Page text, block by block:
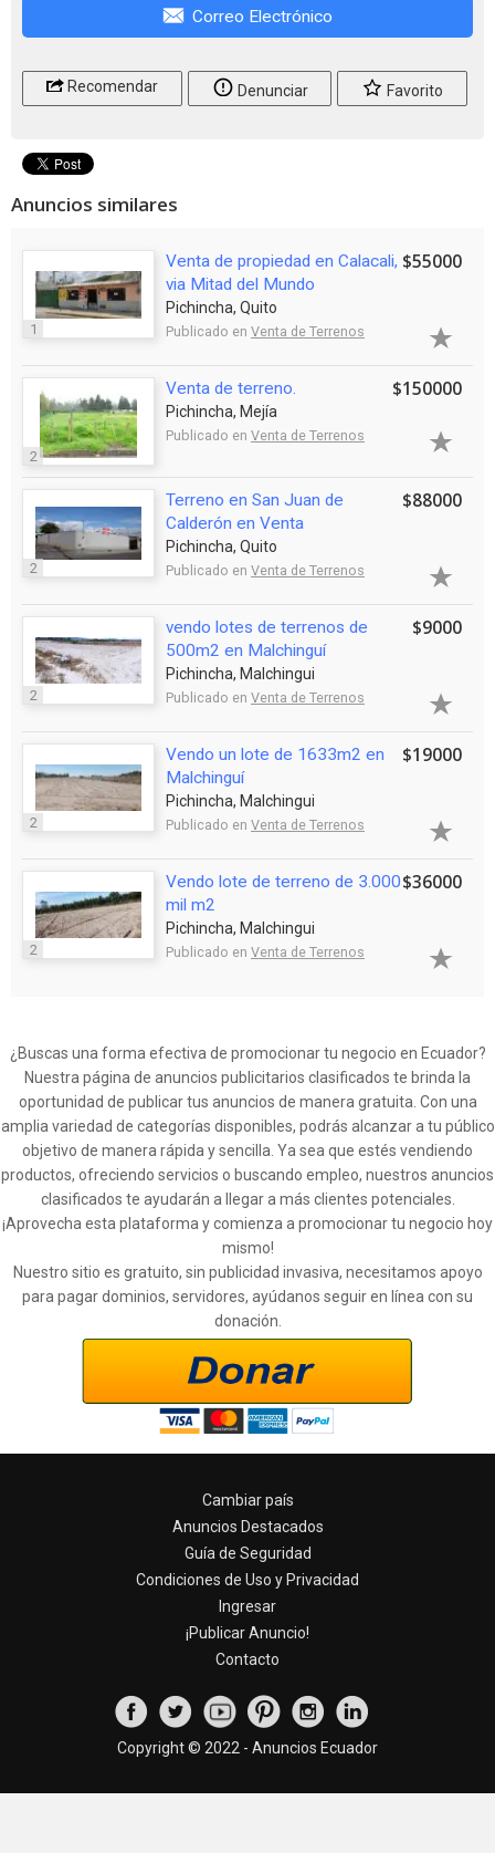
Correo Electrónico
Recomendar Denunciar Favorito
Anuncios similares
1
Venta de propiedad en Calacali,
via Mitad del Mundo
Pichincha, Quito
Publicado en Venta de Terrenos
$55000
2
Venta de terreno.
Pichincha, Mejía
Publicado en Venta de Terrenos
$150000
2
Terreno en San Juan de
Calderón en Venta
Pichincha, Quito
Publicado en Venta de Terrenos
$88000
2
vendo lotes de terrenos de
500m2 en Malchinguí
Pichincha, Malchingui
Publicado en Venta de Terrenos
$9000
2
Vendo un lote de 1633m2 en
Malchinguí
Pichincha, Malchingui
Publicado en Venta de Terrenos
$19000
2
Vendo lote de terreno de 3.000
mil m2
Pichincha, Malchingui
Publicado en Venta de Terrenos
$36000
¿Buscas una forma efectiva de promocionar tu negocio en Ecuador?
Nuestra página de anuncios publicitarios clasificados te brinda la
oportunidad de publicar tus anuncios de manera gratuita. Con una
amplia variedad de categorías disponibles, podrás alcanzar a tu público
objetivo de manera rápida y sencilla. Ya sea que estés vendiendo
productos, ofreciendo servicios o buscando empleo, nuestros anuncios
clasificados te ayudarán a llegar a más clientes potenciales.
¡Aprovecha esta plataforma y comienza a promocionar tu negocio hoy
mismo!
Nuestro sitio es gratuito, sin publicidad invasiva, necesitamos apoyo
para pagar dominios, servidores, ayúdanos seguir en línea con su
donación.
Cambiar país
Anuncios Destacados
Guía de Seguridad
Condiciones de Uso y Privacidad
Ingresar
¡Publicar Anuncio!
Contacto
Copyright © 2022 - Anuncios Ecuador